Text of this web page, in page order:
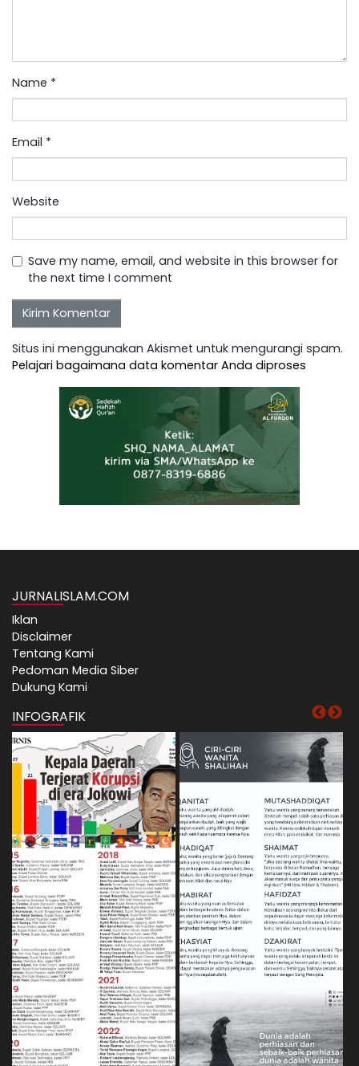
Name *
Email *
Website
Save my name, email, and website in this browser for
the next time I comment
Situs ini menggunakan Akismet untuk mengurangi spam.
Pelajari bagaimana data komentar Anda diproses
JURNALISLAM.COM
Iklan
Disclaimer
Tentang Kami
Pedoman Media Siber
Dukung Kami
INFOGRAFIK